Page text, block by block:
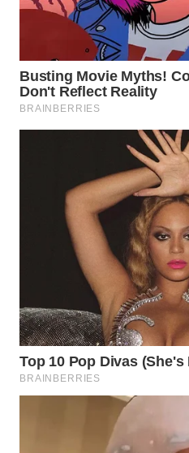
UTARA
WN
SAMOSIR
PADANG
LAWAS
SUMEDANG
WN
CIANJUR
WN
KEPULAUAN